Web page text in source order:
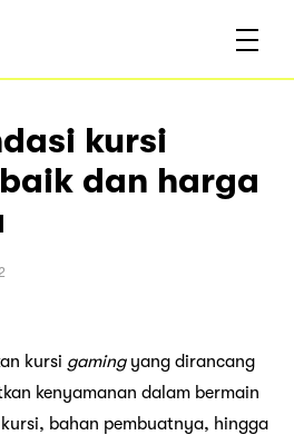
kursi
dan harga
kursi gaming yang dirancang
kenyamanan dalam bermain
bahan pembuatnya, hingga